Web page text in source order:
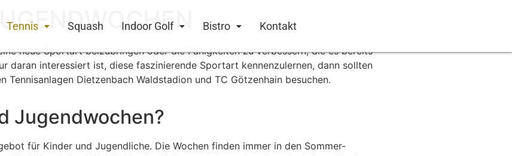
Tennis Squash Indoor Golf Bistro Kontakt
neue Sportart beizubringen oder die Fähigkeiten zu verbessern, die es bereits
daran interessiert ist, diese faszinierende Sportart kennenzulernen, dann sollten
Dietzenbach Waldstadion und TC Götzenhain besuchen.
Jugendwochen?
für Kinder und Jugendliche. Die Wochen finden immer in den Sommer-